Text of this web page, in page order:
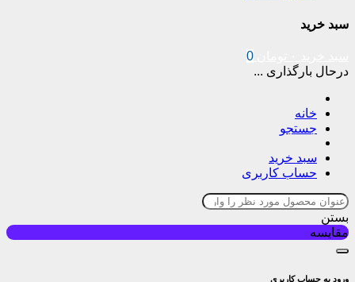
سبد خرید
0
درحال بارگذاری ...
خانه
جستجو
سبد خرید
حساب کاربری
بستن
مقایسه
ورود به حساب کاربری